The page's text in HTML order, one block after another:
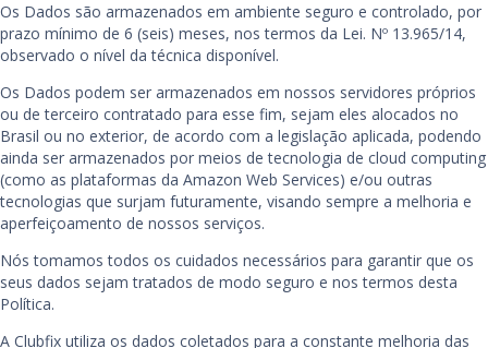
Os Dados são armazenados em ambiente seguro e controlado, por
prazo mínimo de 6 (seis) meses, nos termos da Lei. Nº 13.965/14,
observado o nível da técnica disponível.
Os Dados podem ser armazenados em nossos servidores próprios
ou de terceiro contratado para esse fim, sejam eles alocados no
Brasil ou no exterior, de acordo com a legislação aplicada, podendo
ainda ser armazenados por meios de tecnologia de cloud computing
(como as plataformas da Amazon Web Services) e/ou outras
tecnologias que surjam futuramente, visando sempre a melhoria e
aperfeiçoamento de nossos serviços.
Nós tomamos todos os cuidados necessários para garantir que os
seus dados sejam tratados de modo seguro e nos termos desta
Política.
A Clubfix utiliza os dados coletados para a constante melhoria das